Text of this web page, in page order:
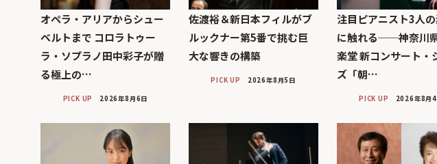
オペラ・アリアからシュー
ベルトまで コロラトゥー
ラ・ソプラノ田中彩子が贈
る極上の…
PICK UP 2026年8月6日
佐渡裕＆新日本フィルがブ
ルックナー第5番で挑む巨
大な響きの構築
PICK UP 2026年8月5日
注目ピアニスト3人
に触れる──神奈川
楽堂 新コンサート・
ズ「朝…
PICK UP 2026年8月